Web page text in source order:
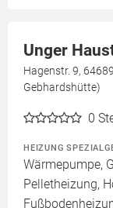
Unger
Hagenstr. 9,
Gebhardshütte)
0
HEIZUNG
Wärmepumpe,
Pelletheizung,